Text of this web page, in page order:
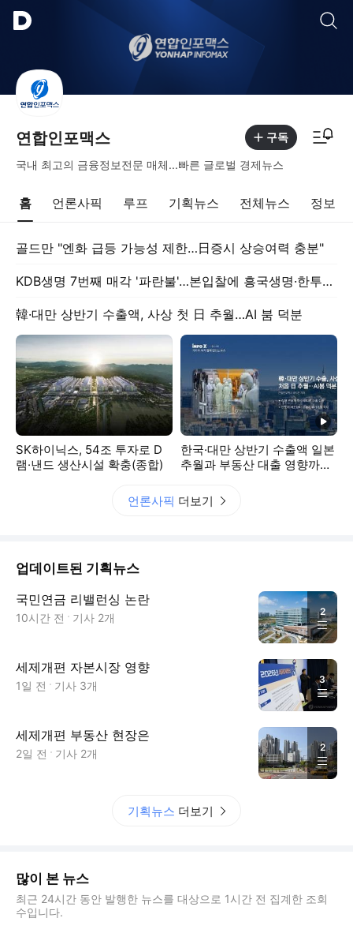
연합인포맥스 구독
국내 최고의 금융정보전문 매체...빠른 글로벌 경제뉴스
홈 언론사픽 루프 기획뉴스 전체뉴스 정보
골드만 "엔화 급등 가능성 제한…日증시 상승여력 충분"
KDB생명 7번째 매각 '파란불'…본입찰에 흥국생명·한투지주 등 참여
韓·대만 상반기 수출액, 사상 첫 日 추월…AI 붐 덕분
SK하이닉스, 54조 투자로 D
램·낸드 생산시설 확충(종합)
한국·대만 상반기 수출액 일본
추월과 부동산 대출 영향까지
언론사픽 더보기
업데이트된 기획뉴스
국민연금 리밸런싱 논란
10시간 전 기사 2개 2
세제개편 자본시장 영향
1일 전 기사 3개 3
세제개편 부동산 현장은
2일 전 기사 2개 2
기획뉴스 더보기
많이 본 뉴스
최근 24시간 동안 발행한 뉴스를 대상으로 1시간 전 집계한 조회
수입니다.